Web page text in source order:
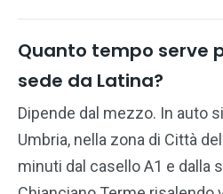
Quanto tempo serve
sede da Latina?
Dipende dal mezzo. In auto
Umbria, nella zona di Città
minuti dal casello A1 e dalla